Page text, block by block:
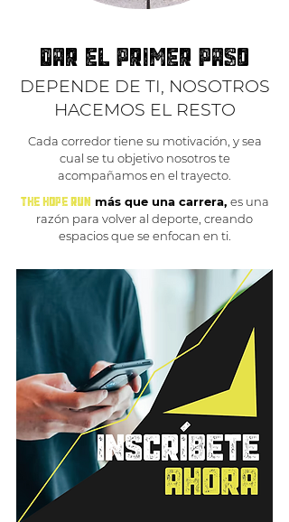
DAR EL PRIMER PASO
DEPENDE DE TI, NOSOTROS
HACEMOS EL RESTO
Cada corredor tiene su motivación, y sea
cual se tu objetivo nosotros te
acompañamos en el trayecto.
THE HOPE RUN más que una carrera, es una
razón para volver al deporte, creando
espacios que se enfocan en ti.